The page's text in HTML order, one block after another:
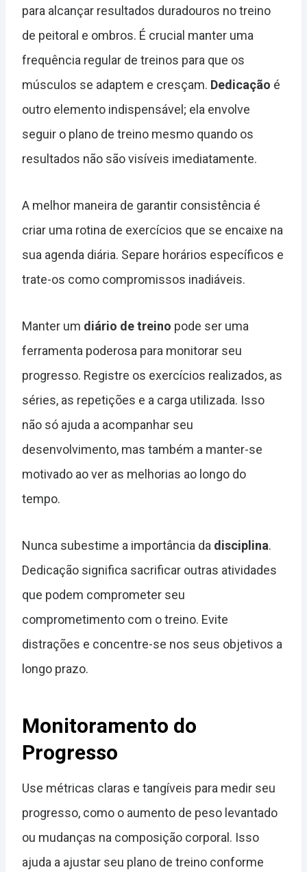
para alcançar resultados duradouros no treino
de peitoral e ombros. É crucial manter uma
frequência regular de treinos para que os
músculos se adaptem e cresçam. Dedicação é
outro elemento indispensável; ela envolve
seguir o plano de treino mesmo quando os
resultados não são visíveis imediatamente.
A melhor maneira de garantir consistência é
criar uma rotina de exercícios que se encaixe na
sua agenda diária. Separe horários específicos e
trate-os como compromissos inadiáveis.
Manter um diário de treino pode ser uma
ferramenta poderosa para monitorar seu
progresso. Registre os exercícios realizados, as
séries, as repetições e a carga utilizada. Isso
não só ajuda a acompanhar seu
desenvolvimento, mas também a manter-se
motivado ao ver as melhorias ao longo do
tempo.
Nunca subestime a importância da disciplina.
Dedicação significa sacrificar outras atividades
que podem comprometer seu
comprometimento com o treino. Evite
distrações e concentre-se nos seus objetivos a
longo prazo.
Monitoramento do
Progresso
Use métricas claras e tangíveis para medir seu
progresso, como o aumento de peso levantado
ou mudanças na composição corporal. Isso
ajuda a ajustar seu plano de treino conforme